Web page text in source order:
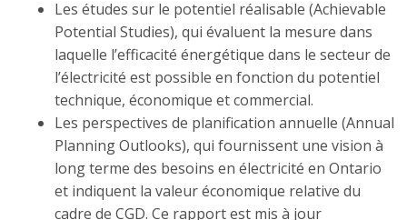
Les études sur le potentiel réalisable (Achievable
Potential Studies), qui évaluent la mesure dans
laquelle l’efficacité énergétique dans le secteur de
l’électricité est possible en fonction du potentiel
technique, économique et commercial.
Les perspectives de planification annuelle (Annual
Planning Outlooks), qui fournissent une vision à
long terme des besoins en électricité en Ontario
et indiquent la valeur économique relative du
cadre de CGD. Ce rapport est mis à jour